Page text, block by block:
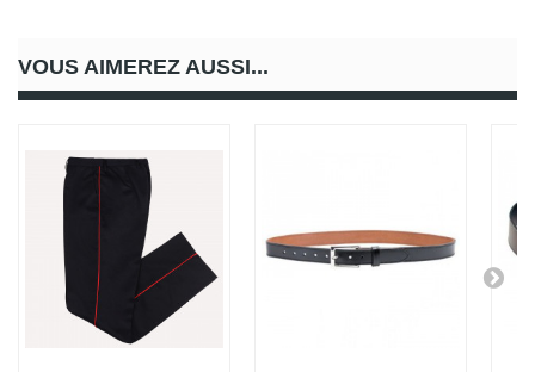
VOUS AIMEREZ AUSSI...